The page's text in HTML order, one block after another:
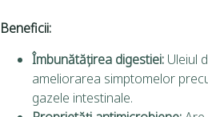
Beneficii:
Îmbunătățirea digestiei: Uleiul
ameliorarea simptomelor
gazele intestinale.